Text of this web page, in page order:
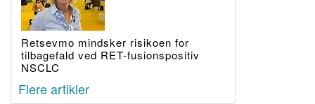
Retsevmo mindsker risikoen for
tilbagefald ved RET-fusionspositiv
NSCLC
Flere artikler